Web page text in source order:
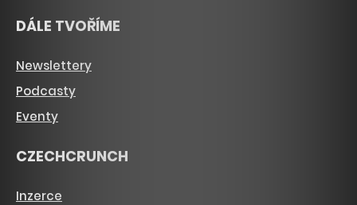
DÁLE TVOŘÍME
Newslettery
Podcasty
Eventy
CZECHCRUNCH
Inzerce